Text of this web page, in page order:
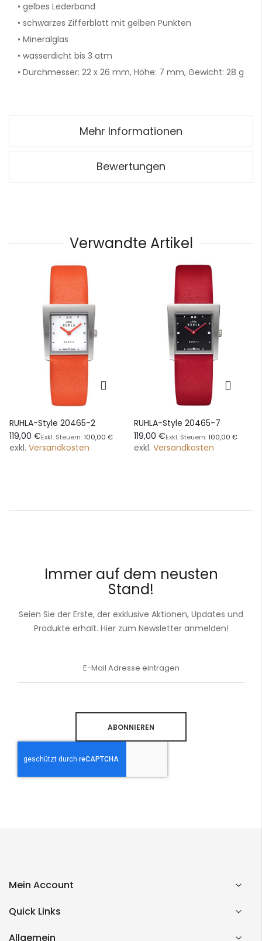
• gelbes Lederband
• schwarzes Zifferblatt mit gelben Punkten
• Mineralglas
• wasserdicht bis 3 atm
• Durchmesser: 22 x 26 mm, Höhe: 7 mm, Gewicht: 28 g
Mehr Informationen
Bewertungen
Verwandte Artikel
RUHLA-Style 20465-2
119,00 €
100,00 €
exkl. Versandkosten
RUHLA-Style 20465-7
119,00 €
100,00 €
exkl. Versandkosten
Immer auf dem neusten
Stand!
Seien Sie der Erste, der exklusive Aktionen, Updates und
Produkte erhält. Hier zum Newsletter anmelden!
ABONNIEREN
Mein Account
Quick Links
Allgemein